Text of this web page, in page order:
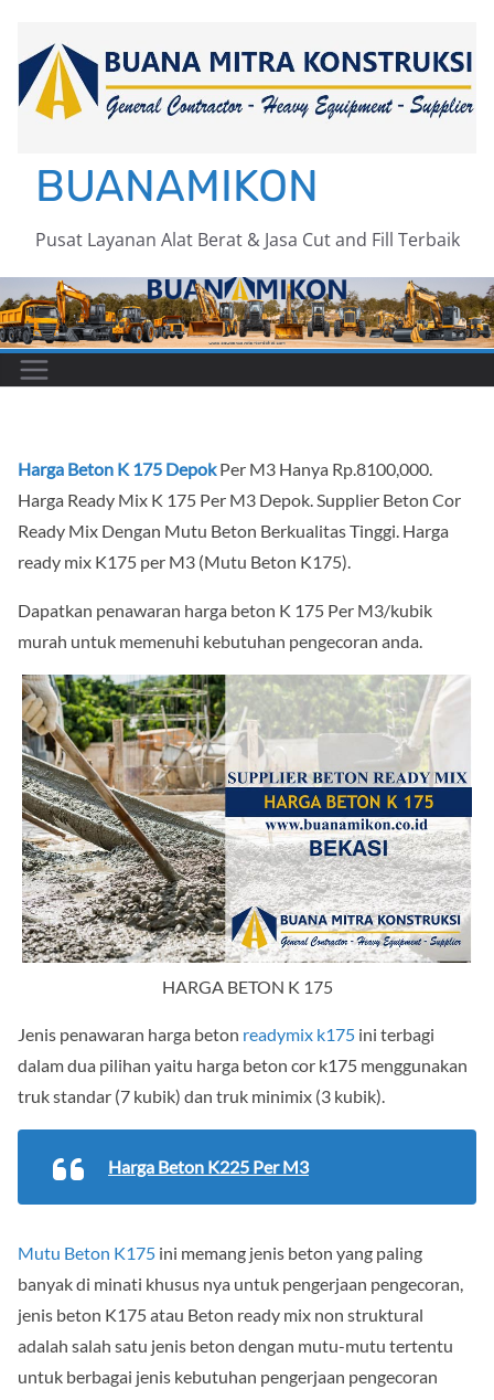
content
BUANAMIKON
Pusat Layanan Alat Berat & Jasa Cut and Fill Terbaik
Harga Beton K 175 DepokPer M3 Hanya Rp.8100,000.
Harga Ready Mix K 175 Per M3 Depok. Supplier Beton Cor
Ready Mix Dengan Mutu Beton Berkualitas Tinggi. Harga
ready mix K175 per M3 (Mutu Beton K175).
Dapatkan penawaran harga beton K 175 Per M3/kubik
murah untuk memenuhi kebutuhan pengecoran anda.
HARGA BETON K 175
Jenis penawaran harga beton readymix k175 ini terbagi
dalam dua pilihan yaitu harga beton cor k175 menggunakan
truk standar (7 kubik) dan truk minimix (3 kubik).
Harga Beton K225 Per M3
Mutu Beton K175 ini memang jenis beton yang paling
banyak di minati khusus nya untuk pengerjaan pengecoran,
jenis beton K175 atau Beton ready mix non struktural
adalah salah satu jenis beton dengan mutu-mutu tertentu
untuk berbagai jenis kebutuhan pengerjaan pengecoran